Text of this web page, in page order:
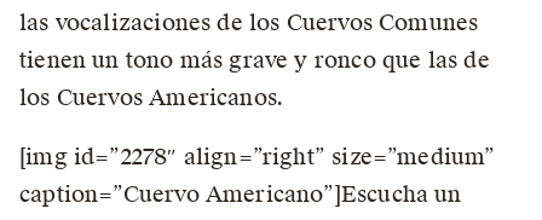
las vocalizaciones de los Cuervos Comunes
tienen un tono más grave y ronco que las de
los Cuervos Americanos.
[img id=”2278″ align=”right” size=”medium”
caption=”Cuervo Americano”]Escucha un